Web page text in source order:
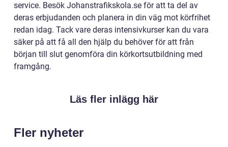
service. Besök Johanstrafikskola.se för att ta del av
deras erbjudanden och planera in din väg mot körfrihet
redan idag. Tack vare deras intensivkurser kan du vara
säker på att få all den hjälp du behöver för att från
början till slut genomföra din körkortsutbildning med
framgång.
Läs fler inlägg här
Fler nyheter